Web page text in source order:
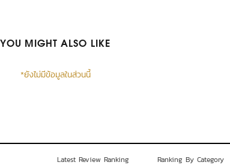
YOU MIGHT ALSO LIKE
*ยังไม่มีข้อมูลในส่วนนี้
Latest Review Ranking Ranking By Category